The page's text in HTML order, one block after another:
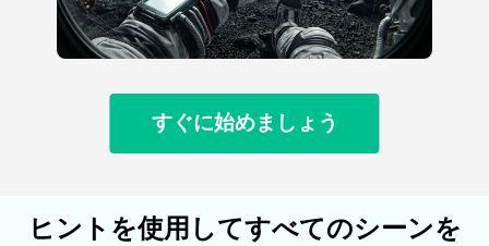
すぐに始めましょう
ヒントを使用してすべてのシーンを